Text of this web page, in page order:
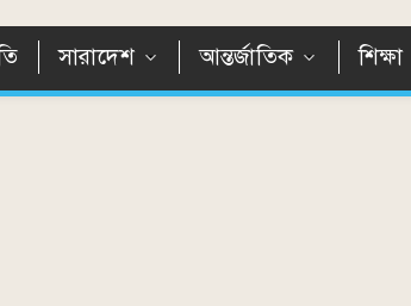
সারাদেশ আন্তর্জাতিক শিক্ষা